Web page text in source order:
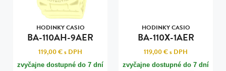
HODINKY CASIO
BA-110AH-9AER
119,00 €s DPH
zvyčajne dostupné do 7 dní
HODINKY CASIO
BA-110X-1AER
119,00 €s DPH
zvyčajne dostupné do 7 dní